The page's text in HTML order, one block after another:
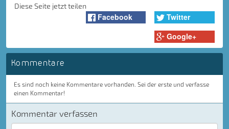
Diese Seite jetzt teilen
Facebook
Twitter
Google+
Kommentare
Es sind noch keine Kommentare vorhanden. Sei der erste und verfasse
einen Kommentar!
Kommentar verfassen